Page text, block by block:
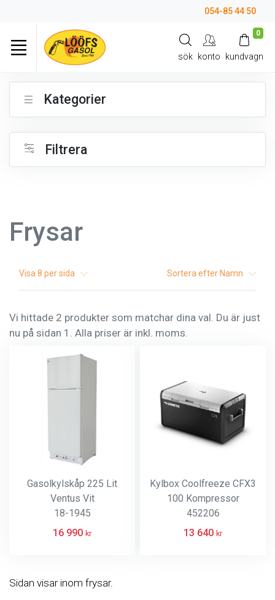
054-85 44 50
sök konto
0
kundvagn
Kategorier
Filtrera
Frysar
Visa8 per sida Sortera efter Namn
Vi hittade 2 produkter som matchar dina val. Du är just
nu på sidan 1. Alla priser är inkl. moms.
Gasolkylskåp 225 Lit
Ventus Vit
18-1945
16 990 kr
Kylbox Coolfreeze CFX3
100 Kompressor
452206
13 640 kr
Sidan visar inom frysar.